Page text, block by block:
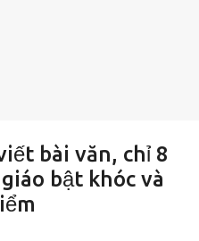
bài văn, chỉ 8
bật khóc và